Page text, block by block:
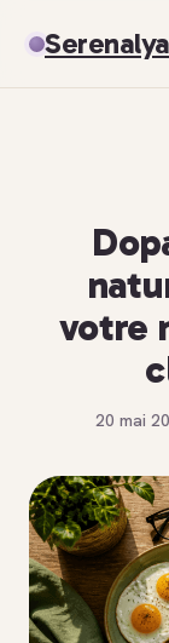
Serenalya
Spiritualité
votre
20 mai